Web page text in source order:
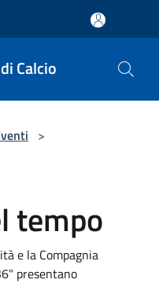
Calcio
>
tempo
e la Compagnia
presentano